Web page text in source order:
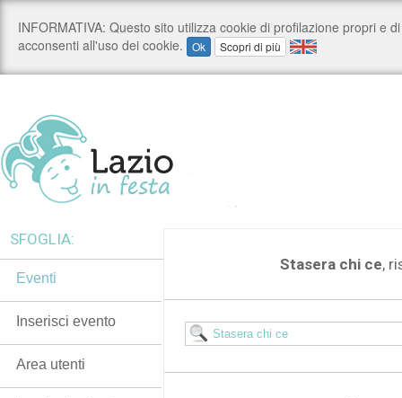
Stasera chi ce,
SFOGLIA:
Eventi
Inserisci evento
Area utenti